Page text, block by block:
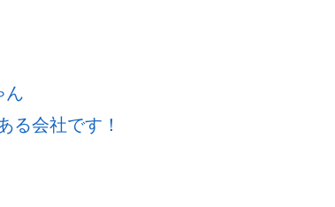
ん
る会社です！